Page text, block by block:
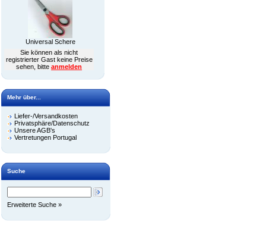
Universal Schere
Sie können als nicht
registrierter Gast keine Preise
sehen, bitte anmelden
Mehr über...
Liefer-/Versandkosten
Privatsphäre/Datenschutz
Unsere AGB's
Vertretungen Portugal
Suche
Erweiterte Suche »